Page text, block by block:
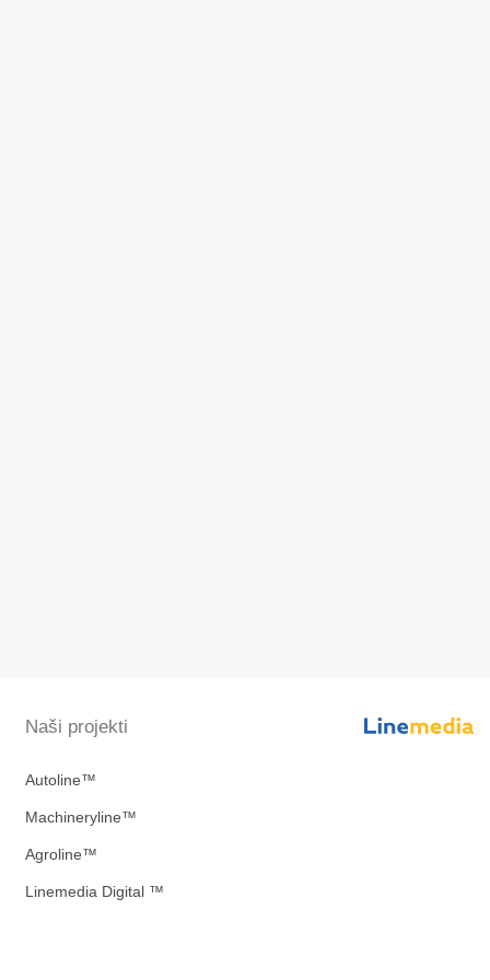
Naši projekti
Autoline™
Machineryline™
Agroline™
Linemedia Digital ™